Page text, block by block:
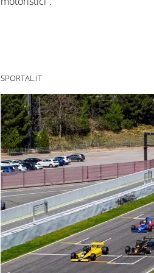
SPORTAL.IT